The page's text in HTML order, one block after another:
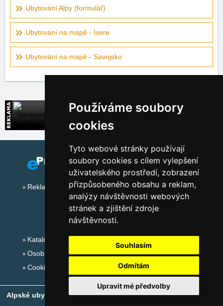
Používáme soubory
cookies
Tyto webové stránky používají
soubory cookies s cílem vylepšení
uživatelského prostředí, zobrazení
přizpůsobeného obsahu a reklam,
analýzy návštěvnosti webových
stránek a zjištění zdroje
návštěvnosti.
Souhlasím
Odmítám
Upravit mé předvolby
Ubytování Alpy (formulář)
Ubytování na mapě - Isere
Ubytování na mapě - Savojsko
Slavkovský les
Široká nabídka přímých kontaktů na ubytování
Reklama na tomto serveru
Katalog ubytování
Osobní údaje
Cookies
Alpské ubytování, alpské turistické oblasti, alpské ski areály